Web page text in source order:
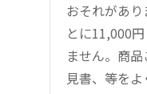
おそれがあ
とに11,000
ません。商
見書、等をよ